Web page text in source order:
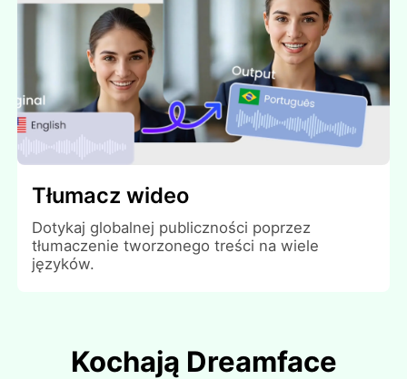
Tłumacz wideo
Dotykaj globalnej publiczności poprzez
tłumaczenie tworzonego treści na wiele
języków.
Kochają Dreamface